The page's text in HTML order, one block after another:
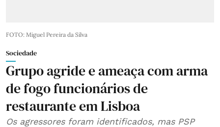
FOTO: Miguel Pereira da Silva
Sociedade
Grupo agride e ameaça com arma
de fogo funcionários de
restaurante em Lisboa
Os agressores foram identificados, mas PSP